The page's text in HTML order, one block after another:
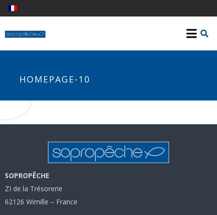
HOMEPAGE-10
SOPROPÊCHE
ZI de la Trésorerie
62126 Wimille – France